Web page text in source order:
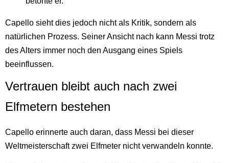
Capello sieht dies jedoch nicht als Kritik, sondern als
natürlichen Prozess. Seiner Ansicht nach kann Messi trotz
des Alters immer noch den Ausgang eines Spiels
beeinflussen.
Vertrauen bleibt auch nach zwei
Elfmetern bestehen
Capello erinnerte auch daran, dass Messi bei dieser
Weltmeisterschaft zwei Elfmeter nicht verwandeln konnte.